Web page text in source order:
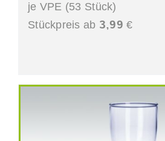
je VPE (53 Stück)
Stückpreis ab 3,99 €